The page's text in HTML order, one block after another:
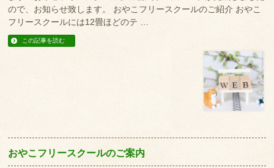
ので、お知らせ致します。 おやこフリースクールのご紹介 おやこ
フリースクールには12畳ほどのテ …
この記事を読む
おやこフリースクールのご案内